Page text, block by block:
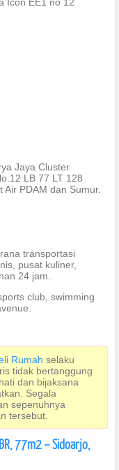
Jaya Cluster
LB 77 LT 128
PDAM dan Sumur.
transportasi
pusat kuliner,
24 jam.
club, swimming
Rumah selaku
tidak bertanggung
dan bijaksana
Segala
sepenuhnya
tersebut.
77m2 – Sidoarjo,